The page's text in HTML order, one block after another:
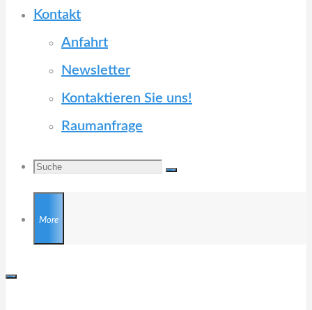
Kontakt
Anfahrt
Newsletter
Kontaktieren Sie uns!
Raumanfrage
Search
Suche
nach:
Suche
More